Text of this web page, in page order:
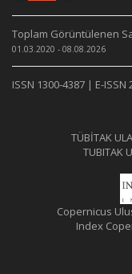
Toplam Görüntülenen
01.03.2020 - 08.08.2026
ISSN 1300-4387 | E-ISSN
TÜBİTAK
TUBITAK
Copernicus
Index